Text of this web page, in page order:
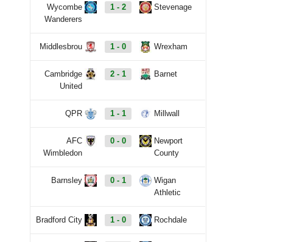
Wycombe
Wanderers
1 - 2 Stevenage
Middlesbrou 1 - 0 Wrexham
Cambridge
United
2 - 1 Barnet
QPR 1 - 1 Millwall
AFC
Wimbledon
0 - 0
Newport
County
Barnsley 0 - 1
Wigan
Athletic
Bradford City 1 - 0 Rochdale